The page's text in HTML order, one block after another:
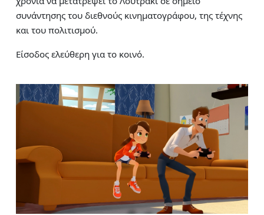
συνάντησης του διεθνούς κινηματογράφου, της τέχνης
και του πολιτισμού.
Είσοδος ελεύθερη για το κοινό.